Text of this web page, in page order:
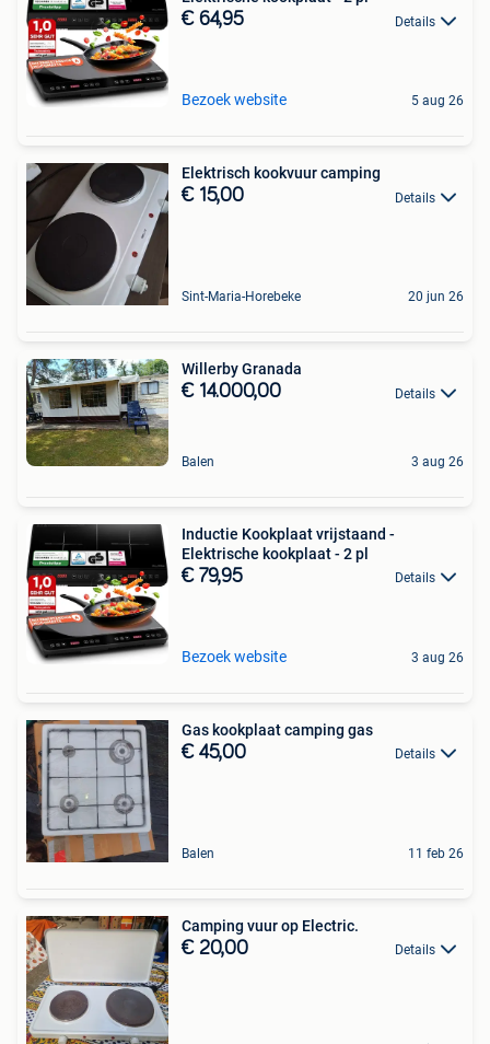
€ 64,95 Details
Bezoek website 5 aug 26
Elektrisch kookvuur camping
€ 15,00 Details
Sint-Maria-Horebeke 20 jun 26
Willerby Granada
€ 14.000,00 Details
Balen 3 aug 26
Inductie Kookplaat vrijstaand -
Elektrische kookplaat - 2 pl
€ 79,95 Details
Bezoek website 3 aug 26
Gas kookplaat camping gas
€ 45,00 Details
Balen 11 feb 26
Camping vuur op Electric.
€ 20,00 Details